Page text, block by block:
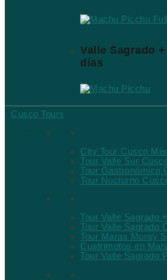
Valle Sagrado
días
Cusco Tours
City Tour Cusco
Tour Valle Sur
Tour Gastronómico
Tour Nocturno
Tour Valle Sagrado
Tour Valle Sagrado
Tour Maras Moray
Cuatrimotos en
Tour Valle Sagrado